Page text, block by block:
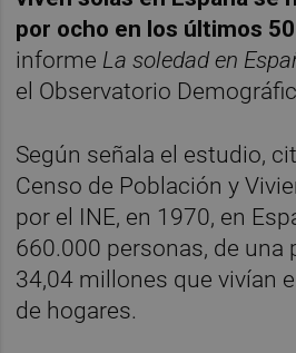
por ocho en los últimos
informe La soledad en
el Observatorio
Según señala el estudio,
Censo de Población y
por el INE, en 1970, en
660.000 personas, de una
34,04 millones que vivían
de hogares.